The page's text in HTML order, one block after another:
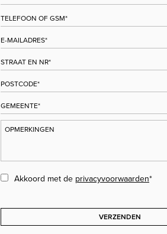
Akkoord met de privacyvoorwaarden*
VERZENDEN